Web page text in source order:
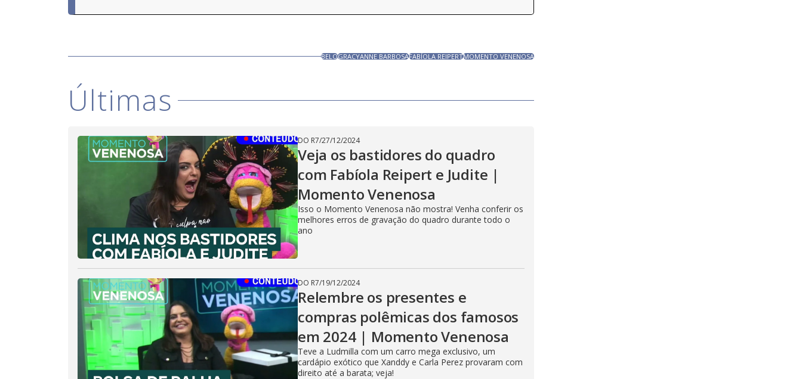
BELOGRACYANNE BARBOSAFABÍOLA REIPERTMOMENTO VENENOSA
Últimas
DO R7/27/12/2024
Veja os bastidores do quadro
com Fabíola Reipert e Judite |
Momento Venenosa
Isso o Momento Venenosa não mostra! Venha conferir os
melhores erros de gravação do quadro durante todo o
ano
DO R7/19/12/2024
Relembre os presentes e
compras polêmicas dos famosos
em 2024 | Momento Venenosa
Teve a Ludmilla com um carro mega exclusivo, um
cardápio exótico que Xanddy e Carla Perez provaram com
direito até a barata; veja!